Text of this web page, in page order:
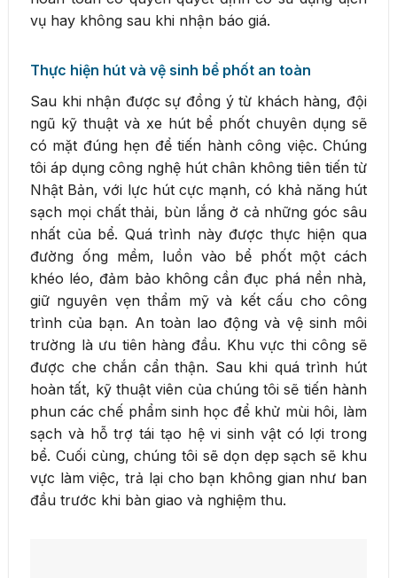
vụ hay không sau khi nhận báo giá.
Thực hiện hút và vệ sinh bể phốt an toàn
Sau khi nhận được sự đồng ý từ khách hàng, đội
ngũ kỹ thuật và xe hút bể phốt chuyên dụng sẽ
có mặt đúng hẹn để tiến hành công việc. Chúng
tôi áp dụng công nghệ hút chân không tiên tiến từ
Nhật Bản, với lực hút cực mạnh, có khả năng hút
sạch mọi chất thải, bùn lắng ở cả những góc sâu
nhất của bể. Quá trình này được thực hiện qua
đường ống mềm, luồn vào bể phốt một cách
khéo léo, đảm bảo không cần đục phá nền nhà,
giữ nguyên vẹn thẩm mỹ và kết cấu cho công
trình của bạn. An toàn lao động và vệ sinh môi
trường là ưu tiên hàng đầu. Khu vực thi công sẽ
được che chắn cẩn thận. Sau khi quá trình hút
hoàn tất, kỹ thuật viên của chúng tôi sẽ tiến hành
phun các chế phẩm sinh học để khử mùi hôi, làm
sạch và hỗ trợ tái tạo hệ vi sinh vật có lợi trong
bể. Cuối cùng, chúng tôi sẽ dọn dẹp sạch sẽ khu
vực làm việc, trả lại cho bạn không gian như ban
đầu trước khi bàn giao và nghiệm thu.